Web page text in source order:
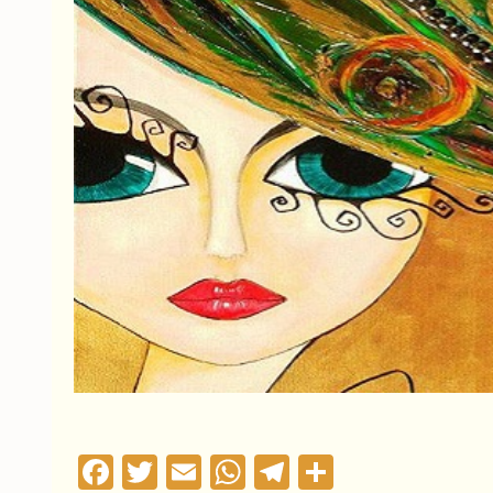
Facebook
Twitter
EmailWhatsApp
Telegram